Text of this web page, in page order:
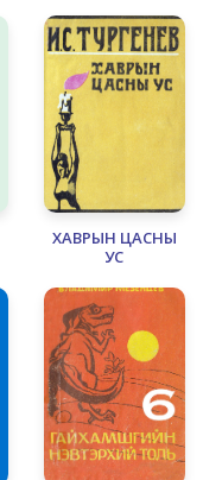
ХАВРЫН ЦАСНЫ
УС